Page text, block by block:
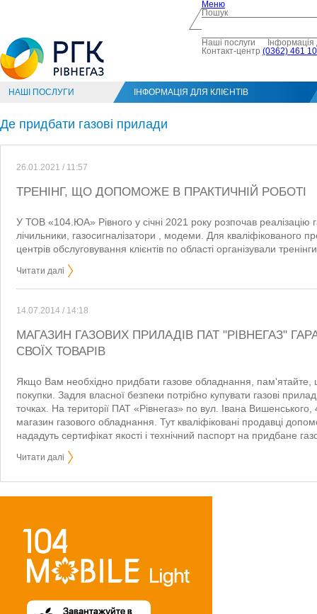
Меню
Пошук
Наші послуги
Інформація
Контакт-центр (0362) 461
НАШІ ПОСЛУГИ ІНФОРМАЦІЯ ДЛЯ КЛІЄНТІВ
Де придбати газові прилади
26.01.2021 / 11:57
ТРЕНІНГ, ЩО ДОПОМОЖЕ В ПРАКТИЧНІЙ РОБОТІ
У ТОВ «104.ЮА» Рівного у січні 2021 року розпочав реалізацію
лічильники, газосигналізатори , модеми. Для кваліфікованого
центрів обслуговування клієнтів по області організували
Читати далі
14.07.2014 / 14:18
МАГАЗИН ГАЗОВИХ ПРИЛАДІВ ПАТ "РІВНЕГАЗ"
СВОЇХ ТОВАРІВ
Якщо Вам необхідно придбати газове обладнання,
покупки. Задля власної безпеки потрібно купувати газові
точках. На території ПАТ «Рівнегаз» по вул. Івана Вишенського,
магазин газового обладнання. Тут кваліфіковані продавці
нададуть сертифікат якості і технічний паспорт на придбане
Читати далі